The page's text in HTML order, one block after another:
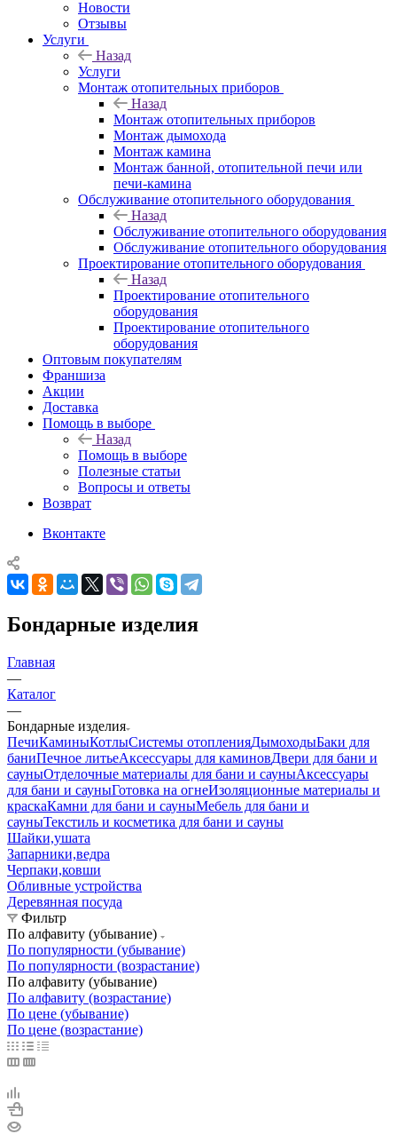
Новости
Отзывы
Услуги
Назад
Услуги
Монтаж отопительных приборов
Назад
Монтаж отопительных приборов
Монтаж дымохода
Монтаж камина
Монтаж банной, отопительной печи или
печи-камина
Обслуживание отопительного оборудования
Назад
Обслуживание отопительного оборудования
Обслуживание отопительного оборудования
Проектирование отопительного оборудования
Назад
Проектирование отопительного
оборудования
Проектирование отопительного
оборудования
Оптовым покупателям
Франшиза
Акции
Доставка
Помощь в выборе
Назад
Помощь в выборе
Полезные статьи
Вопросы и ответы
Возврат
Вконтакте
Бондарные изделия
Главная
—
Каталог
—
Бондарные изделия
ПечиКаминыКотлыСистемы отопленияДымоходыБаки для
баниПечное литьеАксессуары для каминовДвери для бани и
сауныОтделочные материалы для бани и сауныАксессуары
для бани и сауныГотовка на огнеИзоляционные материалы и
краскаКамни для бани и сауныМебель для бани и
сауныТекстиль и косметика для бани и сауны
Шайки,ушата
Запарники,ведра
Черпаки,ковши
Обливные устройства
Деревянная посуда
Фильтр
По алфавиту (убывание)
По популярности (убывание)
По популярности (возрастание)
По алфавиту (убывание)
По алфавиту (возрастание)
По цене (убывание)
По цене (возрастание)